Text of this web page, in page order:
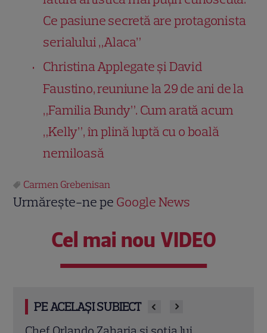
Ce pasiune secretă are protagonista
serialului „Alaca”
Christina Applegate și David
Faustino, reuniune la 29 de ani de la
„Familia Bundy”. Cum arată acum
„Kelly”, în plină luptă cu o boală
nemiloasă
Carmen Grebenisan
Urmărește-ne pe Google News
Cel mai nou VIDEO
PE ACELAȘI SUBIECT